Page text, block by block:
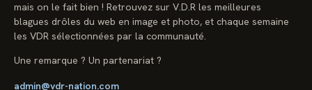
mais on le fait bien ! Retrouvez sur V.D.R les meilleures
blagues drôles du web en image et photo, et chaque semaine
les VDR sélectionnées par la communauté.
Une remarque ? Un partenariat ?
admin@vdr-nation.com